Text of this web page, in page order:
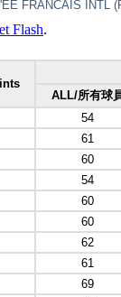
FRANCAIS INTL
Flash.
ALL/所有球
54
61
60
54
60
60
62
61
69